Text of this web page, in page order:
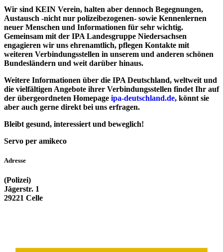
Wir sind KEIN Verein, halten aber dennoch Begegnungen,
Austausch -nicht nur polizeibezogenen- sowie Kennenlernen
neuer Menschen und Informationen für sehr wichtig.
Gemeinsam mit der IPA Landesgruppe Niedersachsen
engagieren wir uns ehrenamtlich, pflegen Kontakte mit
weiteren Verbindungsstellen in unserem und anderen schönen
Bundesländern und weit darüber hinaus.
Weitere Informationen über die IPA Deutschland, weltweit und
die vielfältigen Angebote ihrer Verbindungsstellen findet Ihr auf
der übergeordneten Homepage ipa-deutschland.de, könnt sie
aber auch gerne direkt bei uns erfragen.
Bleibt gesund, interessiert und beweglich!
Servo per amikeco
Adresse
(Polizei)
Jägerstr. 1
29221 Celle